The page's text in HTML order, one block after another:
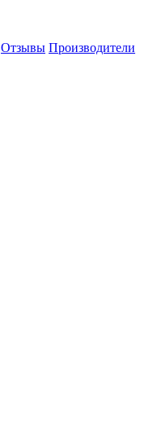
Отзывы Производители